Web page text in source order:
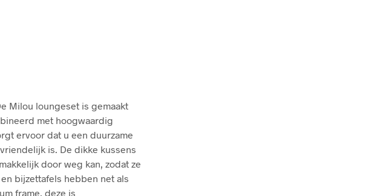
Milou loungeset is gemaakt
met hoogwaardig
ervoor dat u een duurzame
is. De dikke kussens
door weg kan, zodat ze
bijzettafels hebben net als
frame, deze is